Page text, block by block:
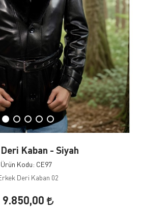
Kaban - Siyah
Ürün Kodu: CE97
Deri Kaban 02
9.850,00